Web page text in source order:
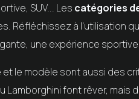
SUV... Les catégories
Réfléchissez à l'utilisation
une expérience sportive
et le modèle sont aussi des
Lamborghini font rêver,